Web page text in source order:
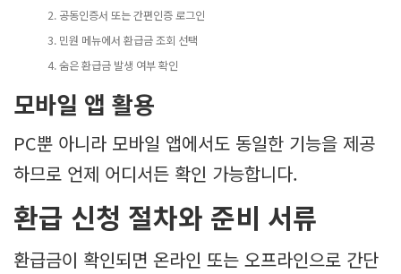
공동인증서 또는 간편인증 로그인
민원 메뉴에서 환급금 조회 선택
숨은 환급금 발생 여부 확인
모바일 앱 활용
PC뿐 아니라 모바일 앱에서도 동일한 기능을 제공
하므로 언제 어디서든 확인 가능합니다.
환급 신청 절차와 준비 서류
환급금이 확인되면 온라인 또는 오프라인으로 간단